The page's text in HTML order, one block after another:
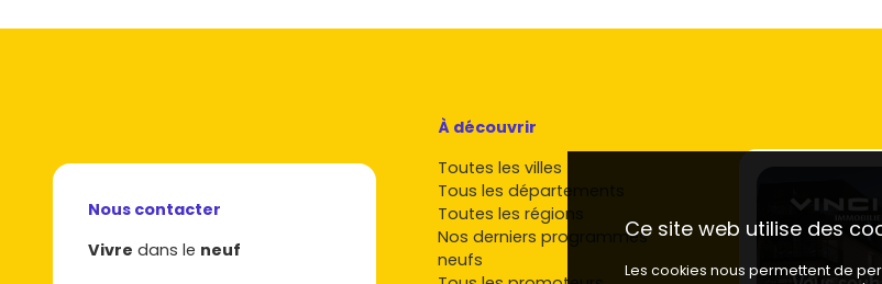
d’aides et de financements adaptés selon ton profil et la réglementation
maison neuve à
facile à entretenir et conforme aux dernières normes, un vrai plus pour
limiter la vacance et fidéliser tes locataires. Côté qualité de vie, tu
profites d’un environnement verdoyant et apaisé, d’écoles et
commerces à proximité, de la fibre selon les secteurs pour télétravailler
confortablement, et d’un réseau routier pratique pour rejoindre
Nous contacter
Vivre dans le neuf
À découvrir
Toutes les villes
Tous les départements
Toutes les régions
Nos derniers programmes
neufs
Ce site web utilise des
Les cookies nous permettent de